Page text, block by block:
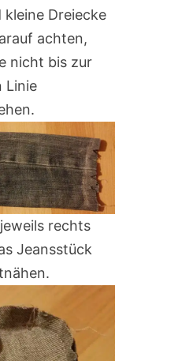
Dreiecke
achten,
nicht bis zur
Linie
rechts
Jeansstück